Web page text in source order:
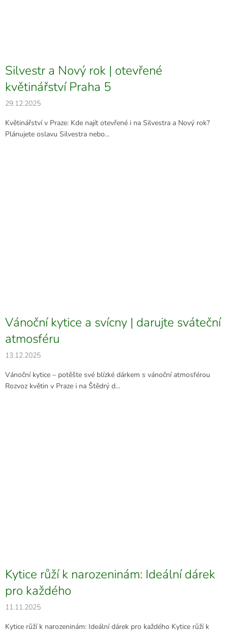
Silvestr a Nový rok | otevřené
květinářství Praha 5
29.12.2025
Květinářství v Praze: Kde najít otevřené i na Silvestra a Nový rok?
Plánujete oslavu Silvestra nebo...
Vánoční kytice a svícny | darujte sváteční
atmosféru
13.12.2025
Vánoční kytice – potěšte své blízké dárkem s vánoční atmosférou
Rozvoz květin v Praze i na Štědrý d...
Kytice růží k narozeninám: Ideální dárek
pro každého
11.11.2025
Kytice růží k narozeninám: Ideální dárek pro každého Kytice růží k